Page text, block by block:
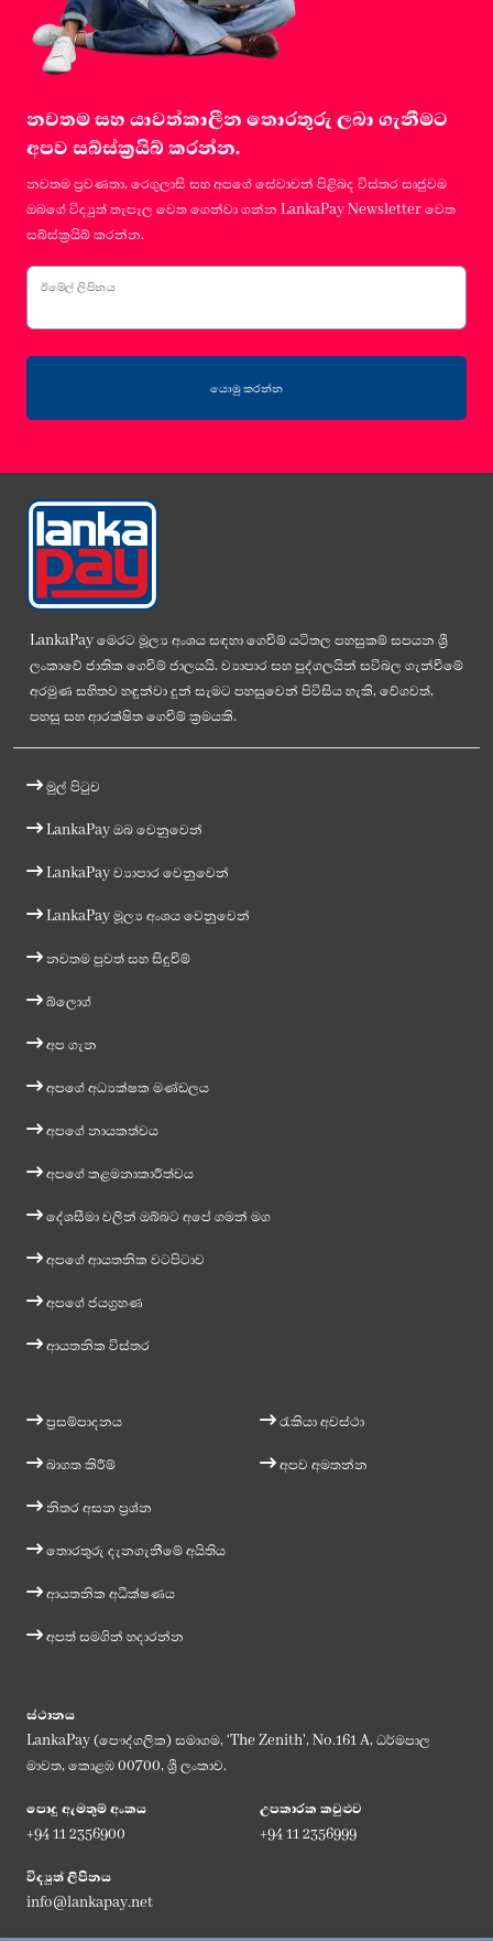
නවතම සහ යාවත්කාලීන තොරතුරු ලබා ගැනීමට
අපව සබ්ස්ක්‍රයිබ් කරන්න.
නවතම ප්‍රවණතා, රෙගුලාසි සහ අපගේ සේවාවන් පිළිබද විස්තර සෘජුවම
ඔබගේ විද්‍යුත් තැපෑල වෙත ගෙන්වා ගන්න LankaPay Newsletter වෙත
සබ්ස්ක්‍රයිබ් කරන්න.
ඊමේල් ලිපිනය
යොමු කරන්න
LankaPay මෙරට මූල්‍ය අංශය සඳහා ගෙවීම් යටිතල පහසුකම් සපයන ශ්‍රී
ලංකාවේ ජාතික ගෙවීම් ජාලයයි. ව්‍යාපාර සහ පුද්ගලයින් සවිබල ගැන්වීමේ
අරමුණ සහිතව හඳුන්වා දුන් සැමට පහසුවෙන් පිවිසිය හැකි, වේගවත්,
පහසු සහ ආරක්ෂිත ගෙවීම් ක්‍රමයකි.
මුල් පිටුව
LankaPay ඔබ වෙනුවෙන්
LankaPay ව්‍යාපාර වෙනුවෙන්
LankaPay මූල්‍ය අංශය වෙනුවෙන්
නවතම පුවත් සහ සිදුවීම්
බ්ලොග්
අප ගැන
අපගේ අධ්‍යක්ෂක මණ්ඩලය
අපගේ නායකත්වය
අපගේ කළමනාකාරීත්වය
දේශසීමා වලින් ඔබ්බට අපේ ගමන් මග
අපගේ ආයතනික වටපිටාව
අපගේ ජයග්‍රහණ
ආයතනික විස්තර
ප්‍රසම්පාදනය
බාගත කිරීම්
නිතර අසන ප්‍රශ්න
තොරතුරු දැනගැනීමේ අයිතිය
ආයතනික අධීක්ෂණය
අපත් සමගින් හදාරන්න
රැකියා අවස්ථා
අපව අමතන්න
ස්ථානය
LankaPay (පෞද්ගලික) සමාගම, ‘The Zenith', No.161 A, ධර්මපාල
මාවත, කොළඹ 00700, ශ්‍රී ලංකාව.
පොදු ඇමතුම් අංකය
+94 11 2356900
උපකාරක කවුළුව
+94 11 2356999
විද්‍යුත් ලිපිනය
info@lankapay.net